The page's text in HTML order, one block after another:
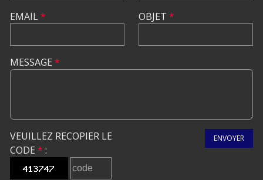
EMAIL* OBJET *
MESSAGE *
VEUILLEZ RECOPIER LE
CODE * :
ENVOYER